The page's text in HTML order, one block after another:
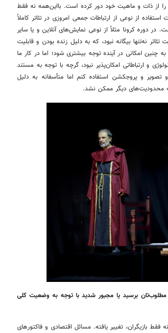
را از ذات و ماهیت خود دور کرده است. بااین‌همه نه فقط
از نوعی از ارتباطات جمعی امروزی در تئاتر کاملاً
دوره کرونا مثلاً از نوعی نمایش‌های آنلاین و یا سایر
نه‌تنها بیگانه نبود، که به دلیل زنده بودن و قابلیت
چنین امکانی در آینده توجه بیشتری شود؛ اما در کار ما
و ارتباطاتی امکان‌پذیر نبود، گرچه با توجه به مستند
و پروجکشن استفاده کنم اما متأسفانه به دلیل
محدودیت‌های دیگر ممکن نشد.
مطلوب‌تان برسید یا مجبور شدید با توجه به وضعیت کلی
بازیگران، تغییر یافته. مسائل اقتصادی و فاکتورهای